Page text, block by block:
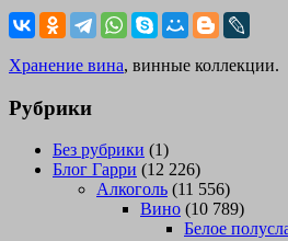
Хранение вина, винные коллекции.
Рубрики
Без рубрики (1)
Блог Гарри (12 226)
Алкоголь (11 556)
Вино (10 789)
Белое